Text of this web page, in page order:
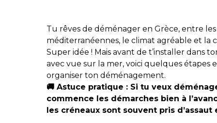
Tu rêves de déménager en Grèce, entre
méditerranéennes, le climat agréable et la
Super idée ! Mais avant de t’installer dans
avec vue sur la mer, voici quelques étapes
organiser ton déménagement.
🚚 Astuce pratique : Si tu veux
commence les démarches bien à
les créneaux sont souvent pris